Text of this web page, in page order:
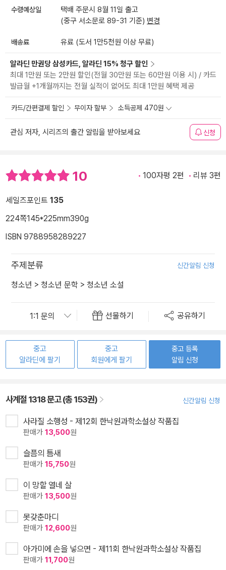
수령예상일
택배 주문시 8월 11일 출고
(중구 서소문로 89-31 기준) 변경
배송료 유료 (도서 1만5천원 이상 무료)
알라딘 만권당 삼성카드, 알라딘 15% 청구 할인
최대 1만원 또는 2만원 할인(전월 30만원 또는 60만원 이용 시) / 카드
발급월 +1개월까지는 전월 실적이 없어도 최대 1만원 혜택 제공
카드/간편결제 할인 무이자 할부 소득공제 470원
관심 저자, 시리즈의 출간 알림을 받아보세요 신청
10 100자평 2편 리뷰 3편
세일즈포인트 135
224쪽145*225mm390g
ISBN 9788958289227
주제분류 신간알림 신청
청소년 > 청소년 문학 > 청소년 소설
선물하기 공유하기
중고
알라딘에 팔기
중고
회원에게 팔기
중고 등록
알림 신청
사계절 1318 문고 (총 153권) 신간알림 신청
사라질 소행성 - 제12회 한낙원과학소설상 작품집
판매가 13,500원
슬픔의 틈새
판매가 15,750원
이 망할 열네 살
판매가 13,500원
못갖춘마디
판매가 12,600원
아가미에 손을 넣으면 - 제11회 한낙원과학소설상 작품집
판매가 11,700원